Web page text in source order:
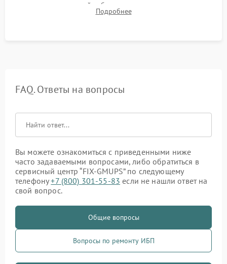
времени автономной работы, температурного режима и
корректности формы выходного сигнала.
Подробнее
FAQ. Ответы на вопросы
Вы можете ознакомиться с приведенными ниже
часто задаваемыми вопросами, либо обратиться в
сервисный центр “FIX-GMUPS” по следующему
телефону+7 (800) 301-55-83 если не нашли ответ на
свой вопрос.
Общие вопросы
Вопросы по ремонту ИБП